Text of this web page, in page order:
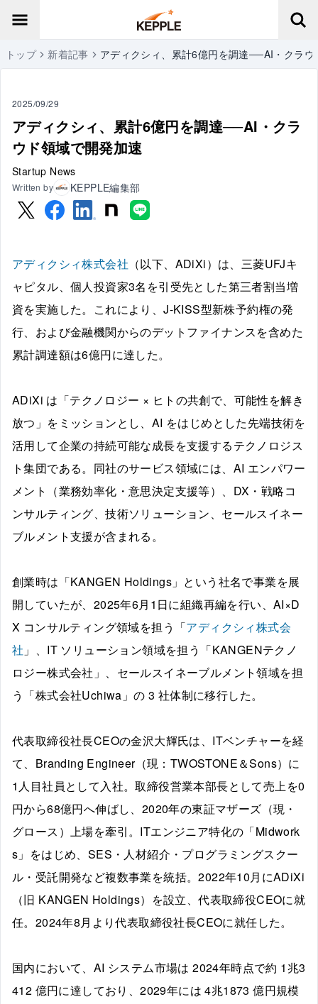
トップ 新着記事 アディクシィ、累計6億円を調達──AI・クラウ
2025/09/29
アディクシィ、累計6億円を調達──AI・クラ
ウド領域で開発加速
Startup News
Written by KEPPLE編集部
アディクシィ株式会社 （以下、ADiXi）は、三菱UFJキ
ャピタル、個人投資家3名を引受先とした第三者割当増
資を実施した。これにより、J-KISS型新株予約権の発
行、および金融機関からのデットファイナンスを含めた
累計調達額は6億円に達した。
ADiXi は「テクノロジー × ヒトの共創で、可能性を解き
放つ」をミッションとし、AI をはじめとした先端技術を
活用して企業の持続可能な成長を支援するテクノロジス
ト集団である。同社のサービス領域には、AI エンパワー
メント（業務効率化・意思決定支援等）、DX・戦略コ
ンサルティング、技術ソリューション、セールスイネー
ブルメント支援が含まれる。
創業時は「KANGEN Holdings」という社名で事業を展
開していたが、2025年6月1日に組織再編を行い、AI×D
X コンサルティング領域を担う「アディクシィ株式会
社 」、IT ソリューション領域を担う「KANGENテクノ
ロジー株式会社」、セールスイネーブルメント領域を担
う「株式会社Uchiwa」の 3 社体制に移行した。
代表取締役社長CEOの金沢大輝氏は、ITベンチャーを経
て、Branding Engineer（現：TWOSTONE＆Sons）に
1人目社員として入社。取締役営業本部長として売上を0
円から68億円へ伸ばし、2020年の東証マザーズ（現・
グロース）上場を牽引。ITエンジニア特化の「Midwork
s」をはじめ、SES・人材紹介・プログラミングスクー
ル・受託開発など複数事業を統括。2022年10月にADiXi
（旧 KANGEN Holdings）を設立、代表取締役CEOに就
任。2024年8月より代表取締役社長CEOに就任した。
国内において、AI システム市場は 2024年時点で約 1兆3
412 億円に達しており、2029年には 4兆1873 億円規模